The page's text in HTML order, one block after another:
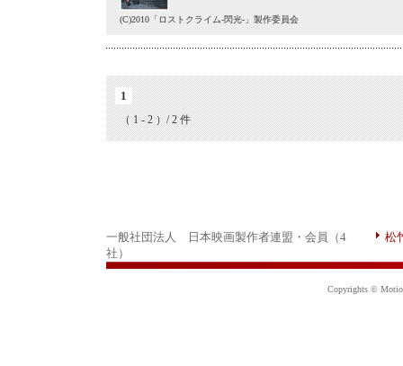
(C)2010「ロストクライム-閃光-」製作委員会
1
（ 1 - 2 ）/ 2 件
一般社団法人 日本映画製作者連盟・会員（4
社）
松
Copyrights ©